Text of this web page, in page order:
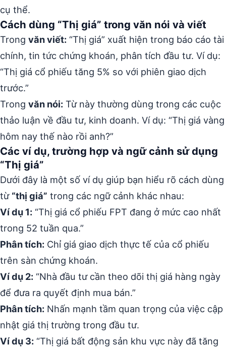
cụ thể.
Cách dùng “Thị giá” trong văn nói và viết
Trong văn viết: “Thị giá” xuất hiện trong báo cáo tài
chính, tin tức chứng khoán, phân tích đầu tư. Ví dụ:
“Thị giá cổ phiếu tăng 5% so với phiên giao dịch
trước.”
Trong văn nói: Từ này thường dùng trong các cuộc
thảo luận về đầu tư, kinh doanh. Ví dụ: “Thị giá vàng
hôm nay thế nào rồi anh?”
Các ví dụ, trường hợp và ngữ cảnh sử dụng
“Thị giá”
Dưới đây là một số ví dụ giúp bạn hiểu rõ cách dùng
từ “thị giá” trong các ngữ cảnh khác nhau:
Ví dụ 1: “Thị giá cổ phiếu FPT đang ở mức cao nhất
trong 52 tuần qua.”
Phân tích: Chỉ giá giao dịch thực tế của cổ phiếu
trên sàn chứng khoán.
Ví dụ 2: “Nhà đầu tư cần theo dõi thị giá hàng ngày
để đưa ra quyết định mua bán.”
Phân tích: Nhấn mạnh tầm quan trọng của việc cập
nhật giá thị trường trong đầu tư.
Ví dụ 3: “Thị giá bất động sản khu vực này đã tăng